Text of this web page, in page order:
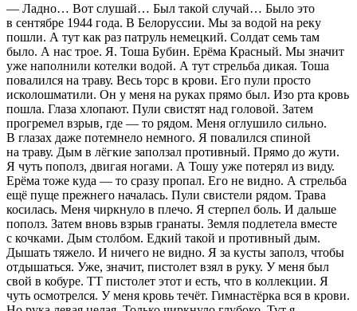
— Ладно… Вот слушай… Был такой случай… Было это
в сентябре 1944 года. В Белоруссии. Мы за водой на реку
пошли. А тут как раз патруль немецкий. Солдат семь там
было. А нас трое. Я. Тоша Бубин. Ерёма Красный. Мы значит
уже наполнили котелки водой. А тут стрельба дикая. Тоша
повалился на траву. Весь торс в крови. Его пули просто
исколошматили. Он у меня на руках прямо был. Изо рта кровь
пошла. Глаза хлопают. Пули свистят над головой. Затем
прогремел взрыв, где — то рядом. Меня оглушило сильно.
В глазах даже потемнело немного. Я повалился спиной
на траву. Дым в лёгкие заползал противный. Прямо до жути.
Я чуть пополз, двигая ногами. А Тошу уже потерял из виду.
Ерёма тоже куда — то сразу пропал. Его не видно. А стрельба
ещё пуще прежнего началась. Пули свистели рядом. Трава
косилась. Меня чиркнуло в плечо. Я стерпел боль. И дальше
пополз. Затем вновь взрыв гранаты. Земля подлетела вместе
с кочками. Дым столбом. Едкий такой и противный дым.
Дышать тяжело. И ничего не видно. Я за кусты заполз, чтобы
отдышаться. Уже, значит, пистолет взял в руку. У меня был
свой в кобуре. ТТ пистолет этот и есть, что в коллекции. Я
чуть осмотрелся. У меня кровь течёт. Гимнастёрка вся в крови.